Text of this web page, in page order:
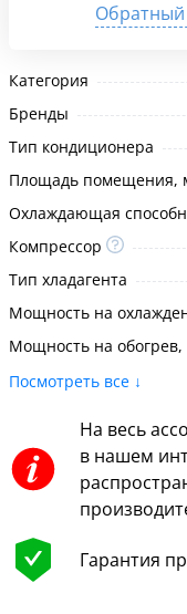
Категория
Бренды
Тип кондиционера
Площадь помещения,
Охлаждающая
Компрессор
Тип хладагента
Мощность на
Мощность на обогрев,
Посмотреть все ↓
На весь
в нашем
Гарантия
Обратный